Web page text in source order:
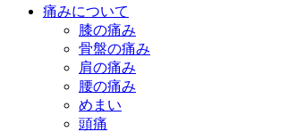
痛みについて
膝の痛み
骨盤の痛み
肩の痛み
腰の痛み
めまい
頭痛